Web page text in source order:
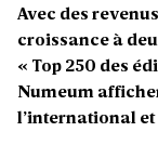
Avec des
croissance à
« Top 250 des
Numeum
l’international